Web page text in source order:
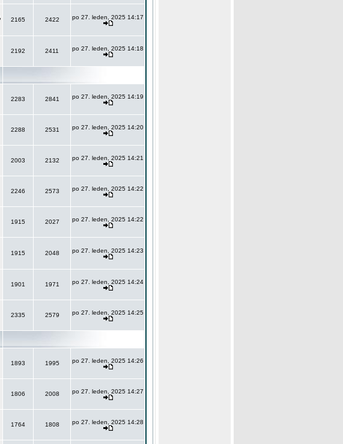
2165 2422 po 27. leden, 2025 14:17
2192 2411 po 27. leden, 2025 14:18
2283 2841 po 27. leden, 2025 14:19
2288 2531 po 27. leden, 2025 14:20
2003 2132 po 27. leden, 2025 14:21
2246 2573 po 27. leden, 2025 14:22
1915 2027 po 27. leden, 2025 14:22
1915 2048 po 27. leden, 2025 14:23
1901 1971 po 27. leden, 2025 14:24
2335 2579 po 27. leden, 2025 14:25
1893 1995 po 27. leden, 2025 14:26
1806 2008 po 27. leden, 2025 14:27
1764 1808 po 27. leden, 2025 14:28